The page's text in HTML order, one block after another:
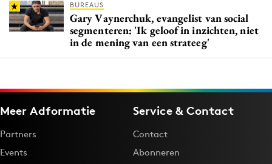
BUREAUS
Gary Vaynerchuk, evangelist van social
segmenteren: 'Ik geloof in inzichten, niet
in de mening van een strateeg'
Meer Adformatie
Partners
Events
Service & Contact
Contact
Abonneren